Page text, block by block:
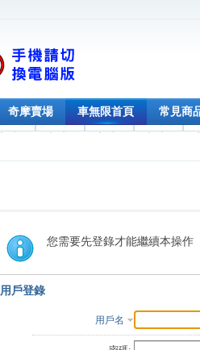
奇摩賣場 車無限首頁 常見商
您需要先登錄才能繼續本操作
用戶登錄
用戶名